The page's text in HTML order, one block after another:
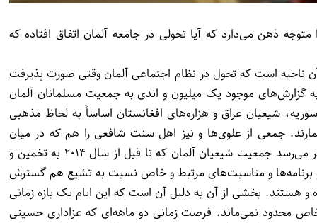
ذهن می‌دارد که آیا تحولی در جامعه آلمان اتفاق افتاده که
است که تحول در نظام اجتماعی آلمان وقتی صورت پذیرفت
معنا که بنابه گزارش‌های موجود یک میلیون و اندی به جمعیت مسلمانان آلمان
شیعیان عراق و هزاره‌های افغانستان اساساً به لحاظ مذهبی
جمعی از علوی‌ها و نیز اهل سنت شافعی را هم که در میان
کُردهای مهاجر هستند بایستی به این دسته‌بندی افزود. بدین ترتیب عملاً تغییر مهمی در جمعیت شیعیان آلمان اتفاق افتاده است و به نظر می‌رسد جمعیت شیعیان آلمان که تا قبل از سال ۲۰۱۴ به تخمین و
اعمال مراثی و برنامه‌ها و مناسبت‌های مرتبط و خاص نسبت به تشیع هم گسترش
و هستند. بخشی از آن به دلیل آن است که این ایام یک بازه زمانی
محدود نمی‌ماند. فرصت زمانی دو ماهه‌ای که عزاداری حسینی